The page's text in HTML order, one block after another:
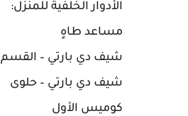
الأدوار الخلفية للمنزل:
مساعد طاهٍ
شيف دي بارتي –
شيف دي بارتي – حلوى
كوميس الأول